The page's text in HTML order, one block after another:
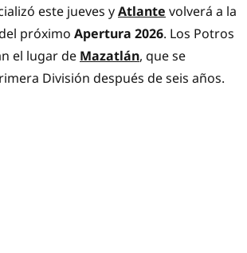
este jueves yAtlante volverá a la
próximo Apertura 2026. Los Potros
el lugar de Mazatlán, que se
División después de seis años.